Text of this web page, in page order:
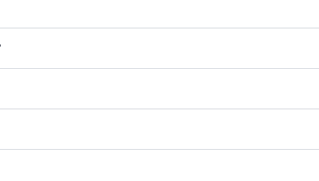
beim Vorfahren an der Einfahrt gelesen. Die Schranke öffnet bei
Diesen scannen Sie an der Ausfahrt über den Scanner in der
beim Vorfahren an der Ausfahrt gelesen. Die Schranke öffnet bei
nutzen möchten, geben Sie Ihr Nummernschild einfach bei der
des von Ihnen gebuchten Tarifs, der in der